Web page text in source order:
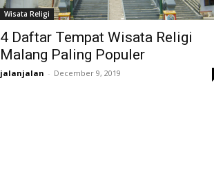
Wisata Religi
4 Daftar Tempat Wisata Religi
Malang Paling Populer
jalanjalan - December 9, 2019